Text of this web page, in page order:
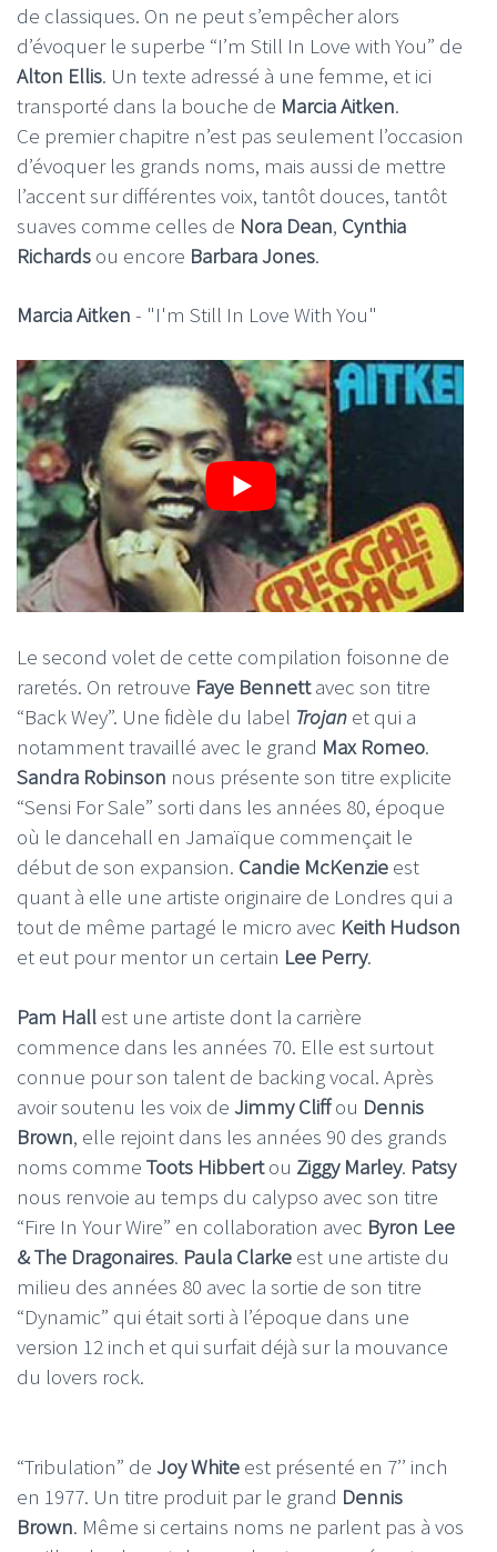
de classiques. On ne peut s’empêcher alors
d’évoquer le superbe “I’m Still In Love with You” de
Alton Ellis. Un texte adressé à une femme, et ici
transporté dans la bouche de Marcia Aitken.
Ce premier chapitre n’est pas seulement l’occasion
d’évoquer les grands noms, mais aussi de mettre
l’accent sur différentes voix, tantôt douces, tantôt
suaves comme celles de Nora Dean, Cynthia
Richards ou encore Barbara Jones.
Marcia Aitken - "I'm Still In Love With You"
Le second volet de cette compilation foisonne de
raretés. On retrouve Faye Bennettavec son titre
“Back Wey”. Une fidèle du label Trojan et qui a
notamment travaillé avec le grand Max Romeo.
Sandra Robinson nous présente son titre explicite
“Sensi For Sale” sorti dans les années 80, époque
où le dancehall en Jamaïque commençait le
début de son expansion. Candie McKenzie est
quant à elle une artiste originaire de Londres qui a
tout de même partagé le micro avec Keith Hudson
et eut pour mentor un certain Lee Perry.
Pam Hall est une artiste dont la carrière
commence dans les années 70. Elle est surtout
connue pour son talent de backing vocal. Après
avoir soutenu les voix de Jimmy Cliffou Dennis
Brown, elle rejoint dans les années 90 des grands
noms comme Toots Hibbertou Ziggy Marley. Patsy
nous renvoie au temps du calypso avec son titre
“Fire In Your Wire” en collaboration avec Byron Lee
& The Dragonaires. Paula Clarke est une artiste du
milieu des années 80 avec la sortie de son titre
“Dynamic” qui était sorti à l’époque dans une
version 12 inch et qui surfait déjà sur la mouvance
du lovers rock.
“Tribulation” de Joy White est présenté en 7’’ inch
en 1977. Un titre produit par le grand Dennis
Brown. Même si certains noms ne parlent pas à vos